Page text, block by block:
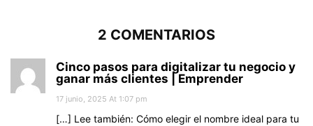
2 COMENTARIOS
Cinco pasos para digitalizar tu negocio y
ganar más clientes | Emprender
17 junio, 2025 At 1:07 pm
[…] Lee también: Cómo elegir el nombre ideal para tu